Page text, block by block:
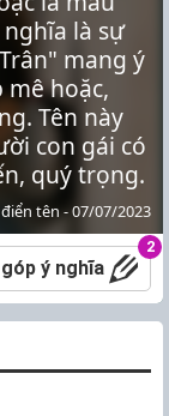
là sự
mang ý
hoặc,
Tên này
con gái có
quý trọng.
tên - 07/07/2023
ý nghĩa
2